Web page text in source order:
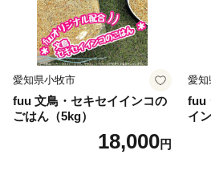
愛知県小牧市
fuu 文鳥・セキセイインコの
ごはん（5kg）
18,000円
愛知
fuu
イ